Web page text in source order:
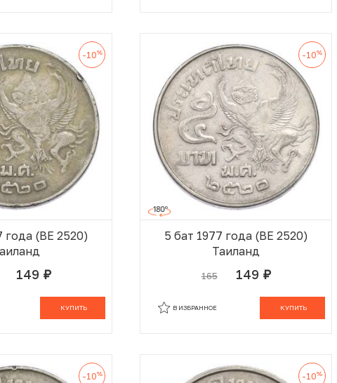
-10%
года (BE 2520)
149 руб.
КУПИТЬ
-10%
5 бат 1977 года (BE 2520)
Таиланд
165 149 руб.
КУПИТЬ
В ИЗБРАННОЕ
-10% -10%